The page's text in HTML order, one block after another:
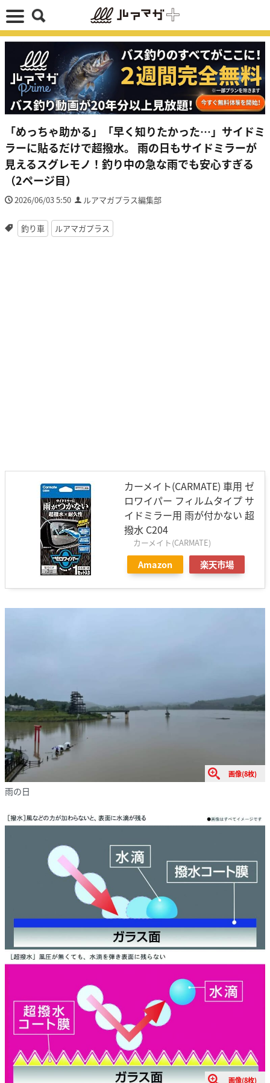
「めっちゃ助かる」「早く知りたかった…」サイドミ
ラーに貼るだけで超撥水。 雨の日もサイドミラーが
見えるスグレモノ！釣り中の急な雨でも安心すぎる
（2ページ目）
2026/06/03 5:50 ルアマガプラス編集部
釣り車 ルアマガプラス
カーメイト(CARMATE) 車用 ゼ
ロワイパー フィルムタイプ サ
イドミラー用 雨が付かない 超
撥水 C204
カーメイト(CARMATE)
Amazon 楽天市場
画像(8枚)
雨の日
画像(8枚)